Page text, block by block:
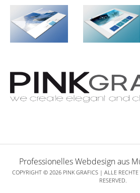
Professionelles Webdesign aus
COPYRIGHT © 2026 PINK GRAFICS | ALLE
RESERVED.